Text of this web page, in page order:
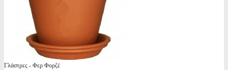
Γλάστρες - Φερ Φορζέ